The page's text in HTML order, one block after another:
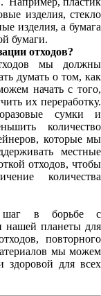
изделия, стекло
изделия, а бумага
бумаги.
отходов?
мы должны
думать о том, как
начать с того,
их переработку.
сумки и
количество
которые мы
местные
отходов, чтобы
количества
шаг в борьбе с
нашей планеты для
повторного
мы можем
здоровой для всех